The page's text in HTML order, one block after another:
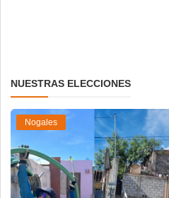
NUESTRAS ELECCIONES
Nogales